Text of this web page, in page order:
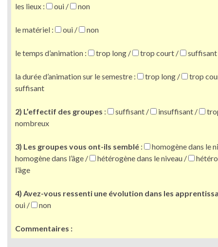
les lieux : oui / non
le matériel : oui / non
le temps d’animation : trop long / trop court / suffisant
la durée d’animation sur le semestre : trop long /
trop
suffisant
2) L’effectif des groupes : suffisant / insuffisant /
nombreux
3) Les groupes vous ont-ils semblé :
homogène dans le
homogène dans l’âge /
hétérogène dans le niveau /
l’âge
4) Avez-vous ressenti une évolution dans les
oui /
non
Commentaires :